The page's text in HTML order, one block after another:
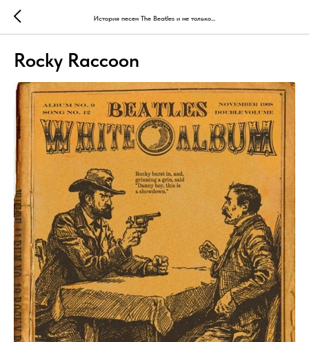
История песен The Beatles и не только...
Rocky Raccoon